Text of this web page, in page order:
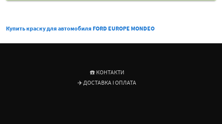
Купить краску для автомобиля FORD EUROPE MONDEO
☎️ КОНТАКТИ
✈️ ДОСТАВКА І ОПЛАТА